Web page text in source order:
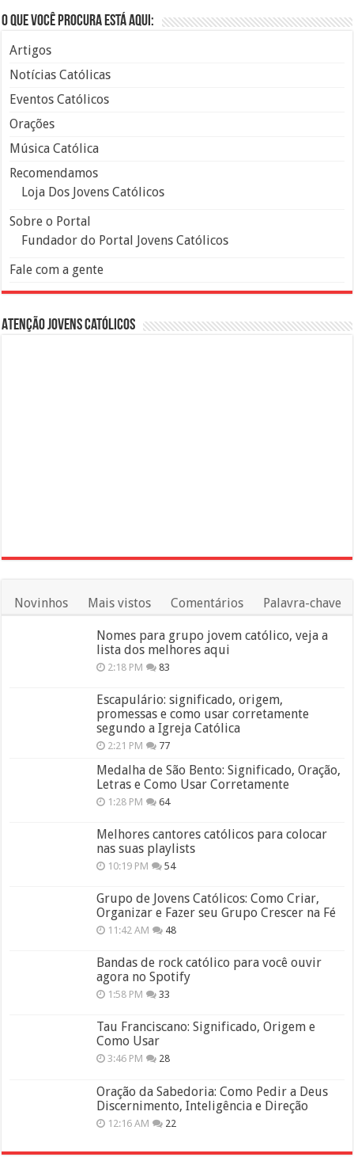
O que você procura está aqui:
Artigos
Notícias Católicas
Eventos Católicos
Orações
Música Católica
Recomendamos
Loja Dos Jovens Católicos
Sobre o Portal
Fundador do Portal Jovens Católicos
Fale com a gente
Atenção Jovens Católicos
Novinhos Mais vistos Comentários Palavra-chave
Nomes para grupo jovem católico, veja a
lista dos melhores aqui
2:18 PM 83
Escapulário: significado, origem,
promessas e como usar corretamente
segundo a Igreja Católica
2:21 PM 77
Medalha de São Bento: Significado, Oração,
Letras e Como Usar Corretamente
1:28 PM 64
Melhores cantores católicos para colocar
nas suas playlists
10:19 PM 54
Grupo de Jovens Católicos: Como Criar,
Organizar e Fazer seu Grupo Crescer na Fé
11:42 AM 48
Bandas de rock católico para você ouvir
agora no Spotify
1:58 PM 33
Tau Franciscano: Significado, Origem e
Como Usar
3:46 PM 28
Oração da Sabedoria: Como Pedir a Deus
Discernimento, Inteligência e Direção
12:16 AM 22